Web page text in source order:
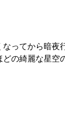
ってから暗夜
の綺麗な星空